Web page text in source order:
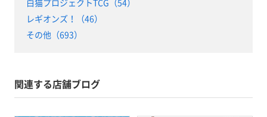
白猫プロジェクトTCG（54）
レギオンズ！（46）
その他（693）
関連する店舗ブログ